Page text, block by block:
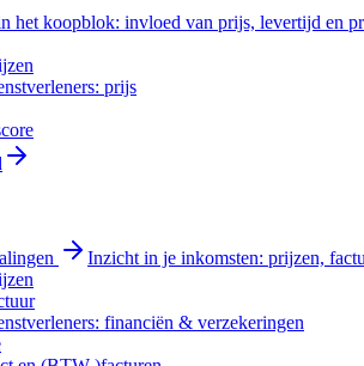
het koopblok: invloed van prijs, levertijd en
prijs
Inzicht in je inkomsten: prijzen,
financiën & verzekeringen